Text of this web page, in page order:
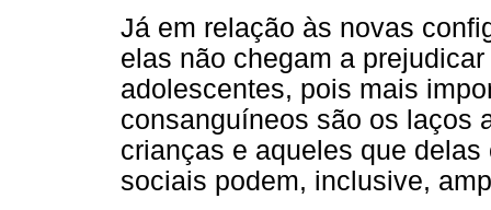
Já em relação às novas
elas não chegam a
adolescentes, pois mais
consanguíneos são os laços
crianças e aqueles que
sociais podem, inclusive,